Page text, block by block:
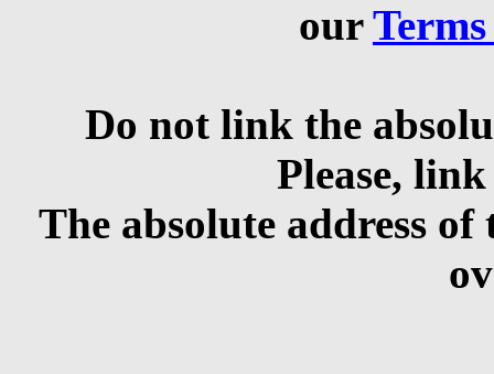
our
Do not link the
Please,
The absolute address